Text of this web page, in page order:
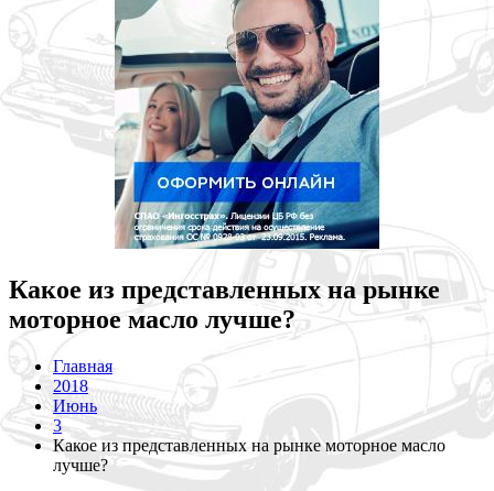
Какое из представленных на рынке
моторное масло лучше?
Главная
2018
Июнь
3
Какое из представленных на рынке моторное масло
лучше?